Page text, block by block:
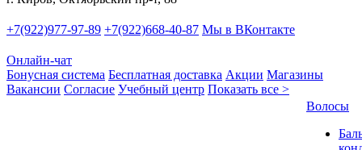
+7(922)977-97-89 +7(922)668-40-87 Мы в ВКонтакте
Онлайн-чат
Бонусная система Бесплатная доставка Акции Магазины
Вакансии Согласие Учебный центр Показать все >
Волосы